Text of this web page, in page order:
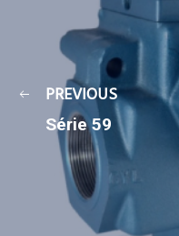
PREVIOUS
Série 59